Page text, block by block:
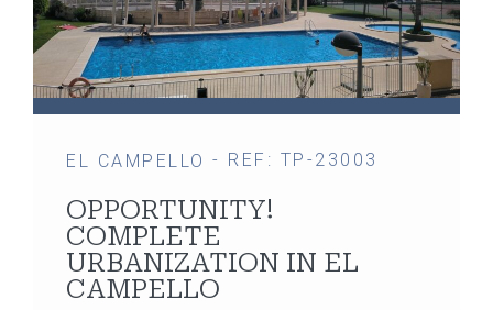
EL CAMPELLO - REF: TP-23003
OPPORTUNITY!
COMPLETE
URBANIZATION IN EL
CAMPELLO